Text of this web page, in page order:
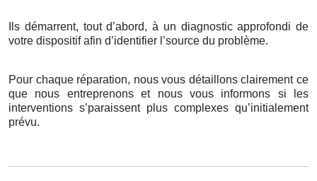
Ils démarrent, tout d’abord, à un diagnostic approfondi de
votre dispositif afin d’identifier l’source du problème.
Pour chaque réparation, nous vous détaillons clairement ce
que nous entreprenons et nous vous informons si les
interventions s’paraissent plus complexes qu’initialement
prévu.